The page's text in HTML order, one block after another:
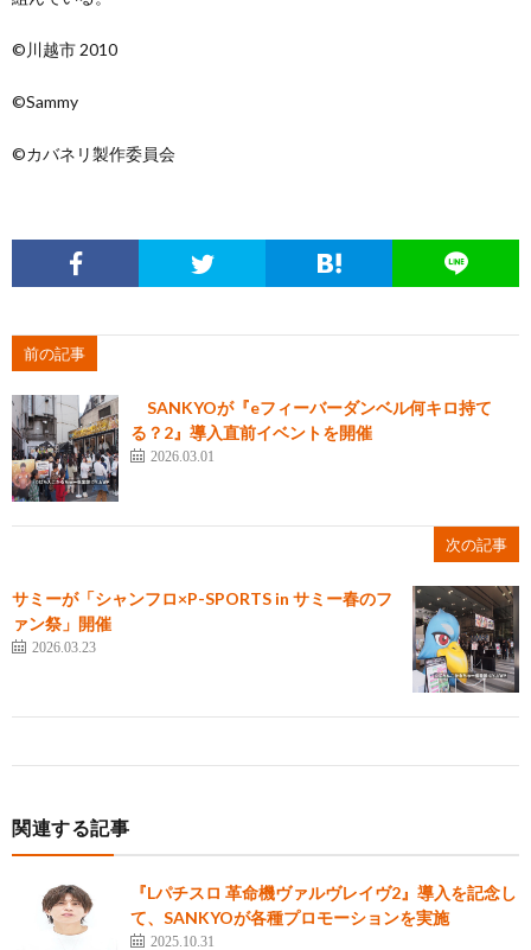
©川越市 2010
©Sammy
©カバネリ製作委員会
前の記事
SANKYOが『eフィーバーダンベル何キロ持て
る？2』導入直前イベントを開催
2026.03.01
次の記事
サミーが「シャンフロ×P-SPORTS in サミー春のフ
ァン祭」開催
2026.03.23
関連する記事
『Lパチスロ 革命機ヴァルヴレイヴ2』導入を記念し
て、SANKYOが各種プロモーションを実施
2025.10.31